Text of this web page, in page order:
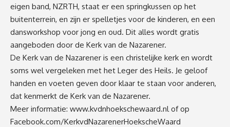
eigen band, NZRTH, staat er een ⁠springkussen op het
buitenterrein, en zijn er ⁠spelletjes voor de kinderen, en een
⁠dansworkshop voor jong en oud. Dit alles wordt gratis
aangeboden door de Kerk van de Nazarener.
De Kerk van de Nazarener is een christelijke kerk en wordt
soms wel vergeleken met het Leger des Heils. Je geloof
handen en voeten geven door klaar te staan voor anderen,
dat kenmerkt de Kerk van de Nazarener.
Meer informatie: www.kvdnhoekschewaard.nl of op
Facebook.com/KerkvdNazarenerHoekscheWaard